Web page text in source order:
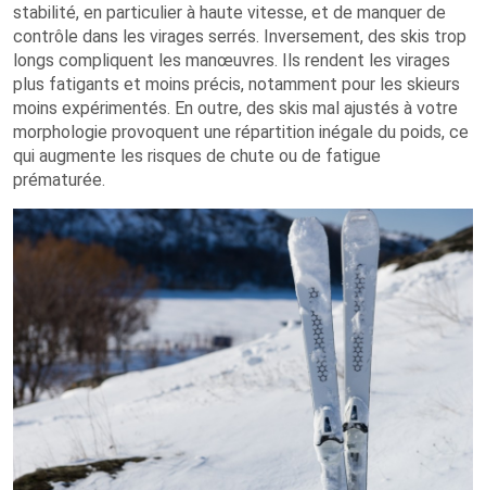
stabilité, en particulier à haute vitesse, et de manquer de
contrôle dans les virages serrés. Inversement, des skis trop
longs compliquent les manœuvres. Ils rendent les virages
plus fatigants et moins précis, notamment pour les skieurs
moins expérimentés. En outre, des skis mal ajustés à votre
morphologie provoquent une répartition inégale du poids, ce
qui augmente les risques de chute ou de fatigue
prématurée.